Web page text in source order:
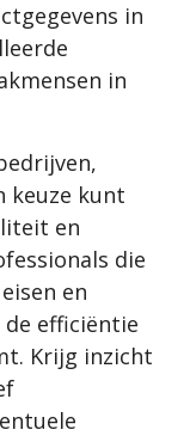
in
in
keuze kunt
en
die
en
efficiëntie
Krijg inzicht